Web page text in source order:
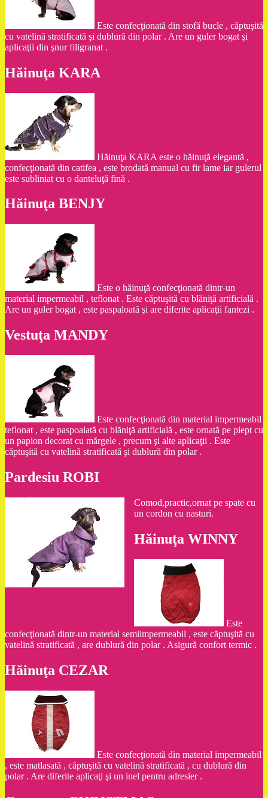
Este confecţionată din stofă bucle , căptuşită
cu vatelină stratificată şi dublură din polar . Are un guler bogat şi
aplicaţii din şnur filigranat .
Hăinuţa KARA
Hăinuţa KARA este o hăinuţă elegantă ,
confecţionată din catifea , este brodată manual cu fir lame iar gulerul
este subliniat cu o danteluţă fină .
Hăinuţa BENJY
Este o hăinuţă confecţionată dintr-un
material impermeabil , teflonat . Este căptuşită cu blăniţă artificială .
Are un guler bogat , este paspaloată şi are diferite aplicaţii fantezi .
Vestuţa MANDY
Este confecţionată din material impermeabil
teflonat , este paspoalată cu blăniţă artificială , este ornată pe piept cu
un papion decorat cu mărgele , precum şi alte aplicaţii . Este
căptuşită cu vatelină stratificată şi dublură din polar .
Pardesiu ROBI
Comod,practic,ornat pe spate cu
un cordon cu nasturi.
Hăinuţa WINNY
Este
confecţionată dintr-un material semiimpermeabil , este căptuşită cu
vatelină stratificată , are dublură din polar . Asigură confort termic .
Hăinuţa CEZAR
Este confecţionată din material impermeabil
, este matlasată , căptuşită cu vatelină stratificată , cu dublură din
polar . Are diferite aplicaţi şi un inel pentru adresier .